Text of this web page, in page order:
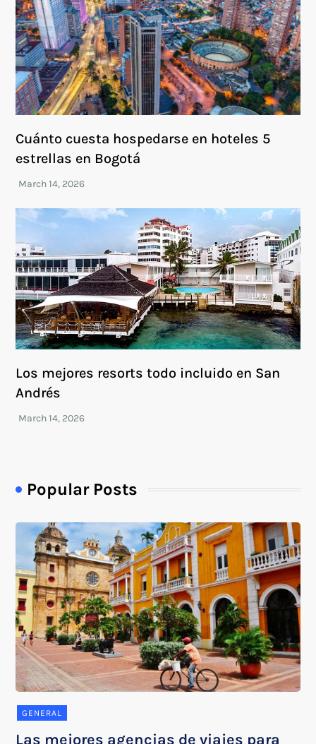
Cuánto cuesta hospedarse en hoteles 5
estrellas en Bogotá
Los mejores resorts todo incluido en San
Andrés
Popular Posts
GENERAL
Las mejores agencias de viajes para